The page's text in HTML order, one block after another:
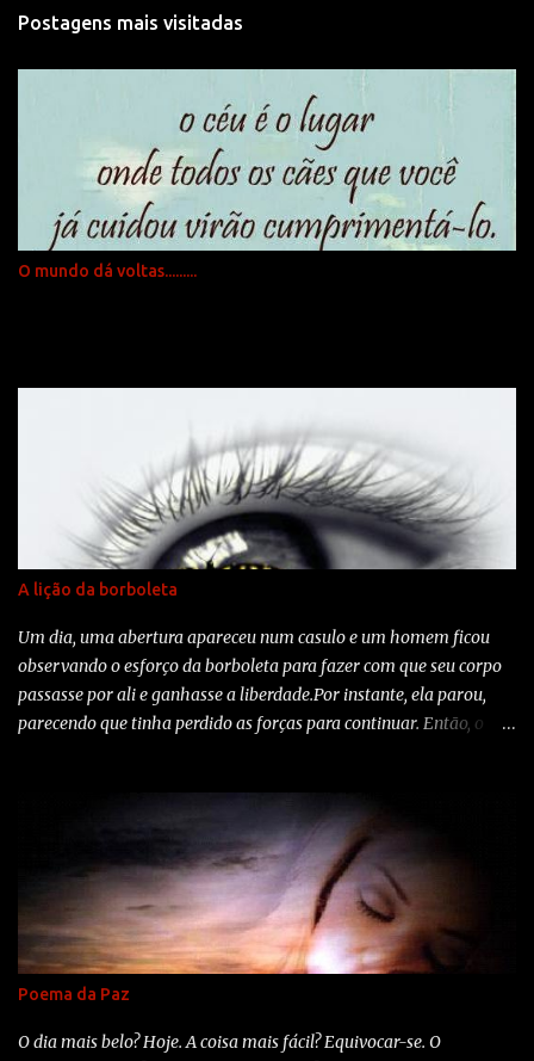
r
Postagens mais visitadas
O mundo dá voltas.........
A lição da borboleta
Um dia, uma abertura apareceu num casulo e um homem ficou
observando o esforço da borboleta para fazer com que seu corpo
passasse por ali e ganhasse a liberdade.Por instante, ela parou,
parecendo que tinha perdido as forças para continuar. Então, o
as assas amassadas. O homem continuou a observar a borboleta
porque esperava que, a qualquer momento, as asas dela se
abrissem e ela saisse voando. Nada disto aconteceu. A borboleta
ficou ali rastejando, com o corpo murcho e as asas encolhidas e
nunca foi capaz de voar. O homem, que em sua gentileza e vontade
de ajudar, não compreendeu que o casulo apertado e o esforço
eram necessário para a borboleta vencer esta barreira. Era o
fortaleceria e ela estaria pronta para voar assim que se libertasse
Poema da Paz
O dia mais belo? Hoje. A coisa mais fácil? Equivocar-se. O